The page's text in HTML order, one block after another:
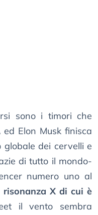
sono i timori che
Elon Musk finisca
dei cervelli e
di tutto il mondo-
numero uno al
X di cui è
il vento sembra